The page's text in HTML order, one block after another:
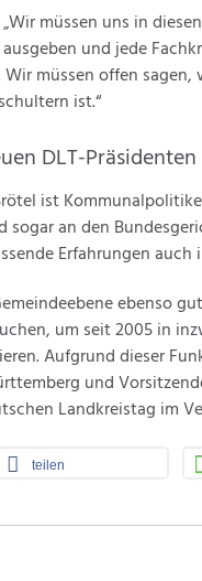
müssen uns in
und jede
müssen offen
ist.“
DLT-Präsidenten
ist
sogar an den
Erfahrungen
ebenso
um seit 2005 in
Aufgrund dieser
und
Landkreistag im
teilen